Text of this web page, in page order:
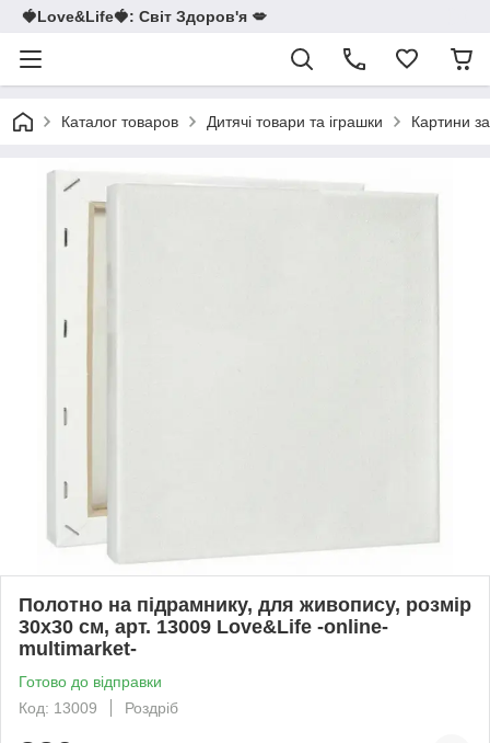
🍓Love&Life🍓: Світ Здоров'я 💋
Каталог товаров Дитячі товари та іграшки Картини
Полотно на підрамнику, для живопису, розмір
30x30 см, арт. 13009 Love&Life -online-
multimarket-
Готово до відправки
Код: 13009
Роздріб